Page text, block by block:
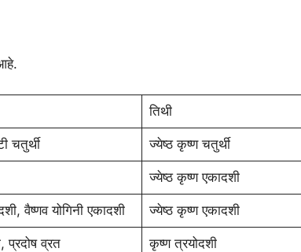
तिथी
चतुर्थी ज्येष्ठ कृष्ण चतुर्थी
ज्येष्ठ कृष्ण एकादशी
वैष्णव योगिनी एकादशी ज्येष्ठ कृष्ण एकादशी
प्रदोष व्रत कृष्ण त्रयोदशी